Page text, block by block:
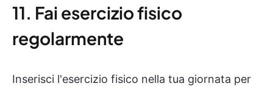
11. Fai esercizio fisico
regolarmente
Inserisci l'esercizio fisico nella tua giornata per